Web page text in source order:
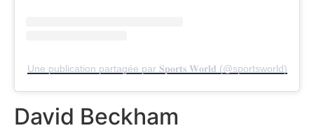
David Beckham
Une publication partagée par 𝐒𝐩𝐨𝐫𝐭𝐬 𝐖𝐨𝐫𝐥𝐝 (@sportsworld)